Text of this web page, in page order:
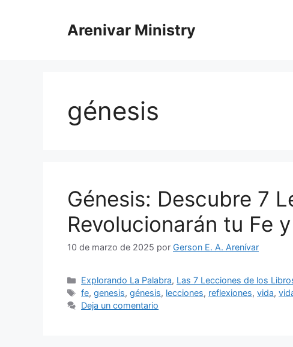
Arenivar Ministry
génesis
Génesis: Descubre 7
Revolucionarán tu Fe
10 de marzo de 2025 por Gerson E. A. Arenívar
Categorías
Explorando La Palabra, Las 7 Lecciones de los
Etiquetas
fe,genesis,génesis, lecciones, reflexiones,vida,
Deja un comentario